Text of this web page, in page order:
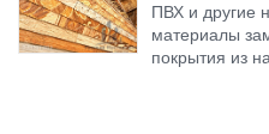
ПВХ и другие
материалы
покрытия из